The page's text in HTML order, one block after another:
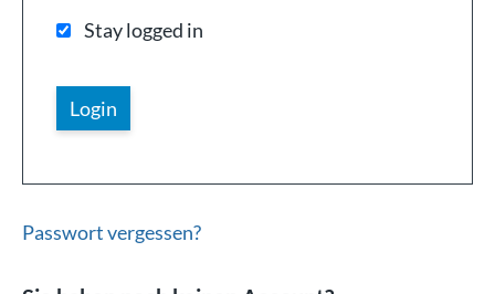
Stay logged in
Passwort vergessen?